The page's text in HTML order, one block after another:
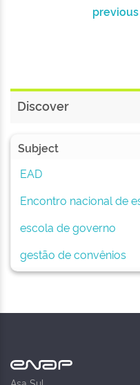
previous
Discover
Subject
EAD
Encontro nacional de
escola de governo
gestão de convênios